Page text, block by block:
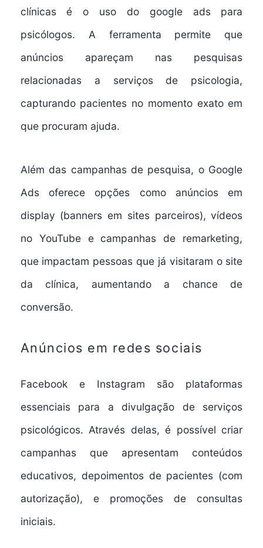
clínicas é o uso do google ads para
psicólogos. A ferramenta permite que
anúncios apareçam nas pesquisas
relacionadas a serviços de psicologia,
capturando pacientes no momento exato em
que procuram ajuda.
Além das campanhas de pesquisa, o Google
Ads oferece opções como anúncios em
display (banners em sites parceiros), vídeos
no YouTube e campanhas de remarketing,
que impactam pessoas que já visitaram o site
da clínica, aumentando a chance de
conversão.
Anúncios em redes sociais
Facebook e Instagram são plataformas
essenciais para a divulgação de serviços
psicológicos. Através delas, é possível criar
campanhas que apresentam conteúdos
educativos, depoimentos de pacientes (com
autorização), e promoções de consultas
iniciais.